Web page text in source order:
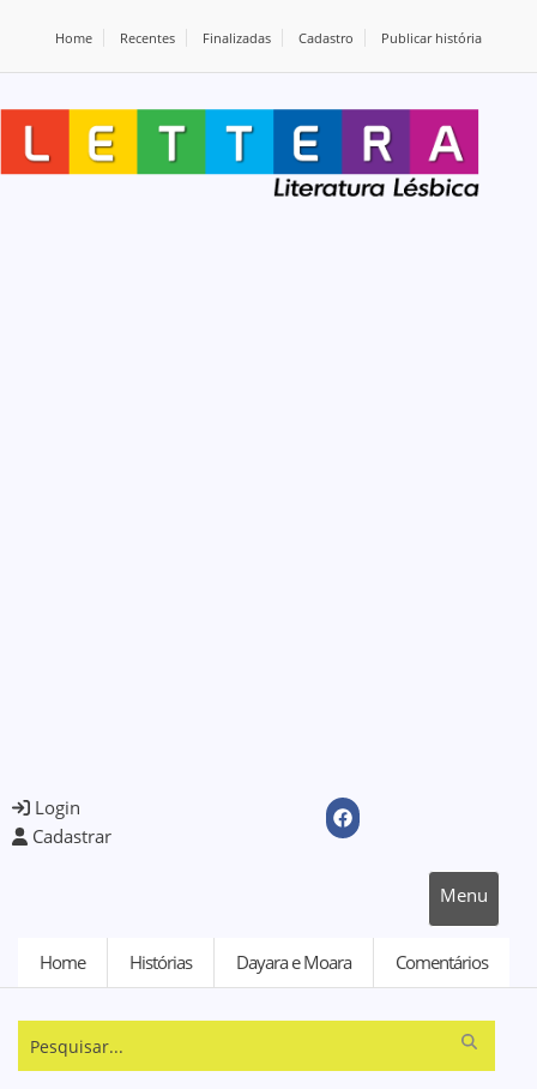
Home Recentes Finalizadas Cadastro Publicar história
Login
Cadastrar
Menu
Home Histórias Dayara e Moara Comentários